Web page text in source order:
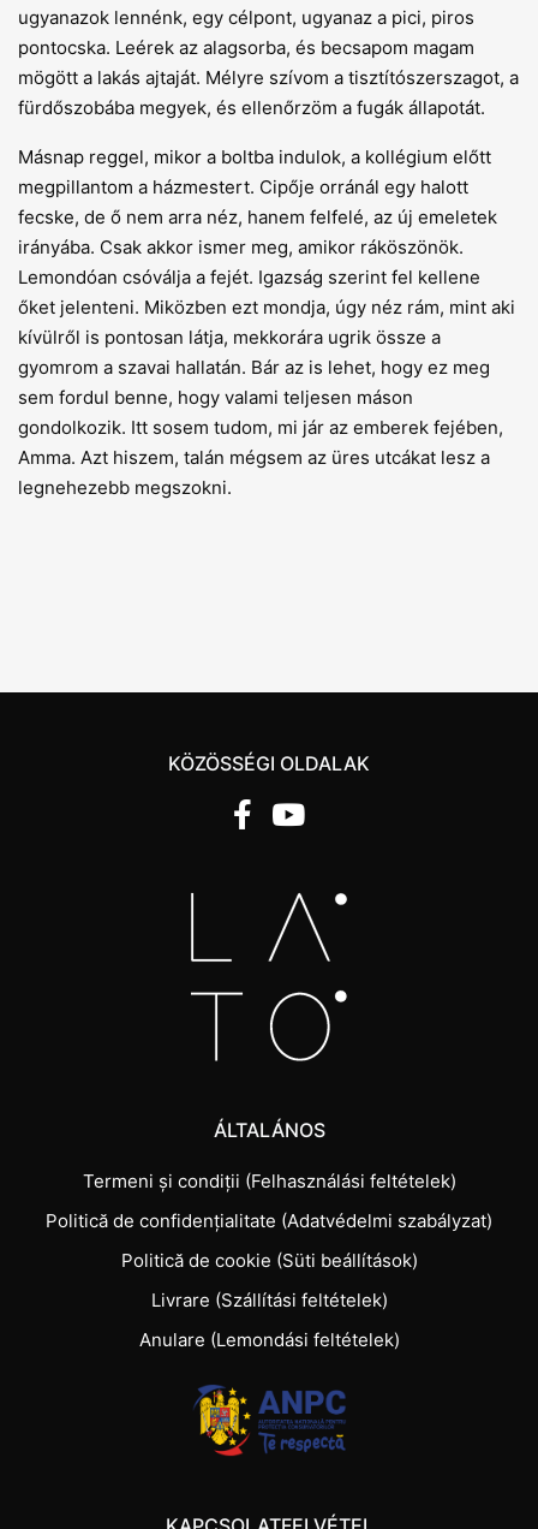
ugyanazok lennénk, egy célpont, ugyanaz a pici, piros
pontocska. Leérek az alagsorba, és becsapom magam
mögött a lakás ajtaját. Mélyre szívom a tisztítószerszagot, a
fürdőszobába megyek, és ellenőrzöm a fugák állapotát.
Másnap reggel, mikor a boltba indulok, a kollégium előtt
megpillantom a házmestert. Cipője orránál egy halott
fecske, de ő nem arra néz, hanem felfelé, az új emeletek
irányába. Csak akkor ismer meg, amikor ráköszönök.
Lemondóan csóválja a fejét. Igazság szerint fel kellene
őket jelenteni. Miközben ezt mondja, úgy néz rám, mint aki
kívülről is pontosan látja, mekkorára ugrik össze a
gyomrom a szavai hallatán. Bár az is lehet, hogy ez meg
sem fordul benne, hogy valami teljesen máson
gondolkozik. Itt sosem tudom, mi jár az emberek fejében,
Amma. Azt hiszem, talán mégsem az üres utcákat lesz a
legnehezebb megszokni.
KÖZÖSSÉGI OLDALAK
ÁLTALÁNOS
Termeni și condiții (Felhasználási feltételek)
Politică de confidențialitate (Adatvédelmi szabályzat)
Politică de cookie (Süti beállítások)
Livrare (Szállítási feltételek)
Anulare (Lemondási feltételek)